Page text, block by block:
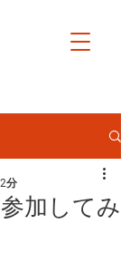
加してみ
分